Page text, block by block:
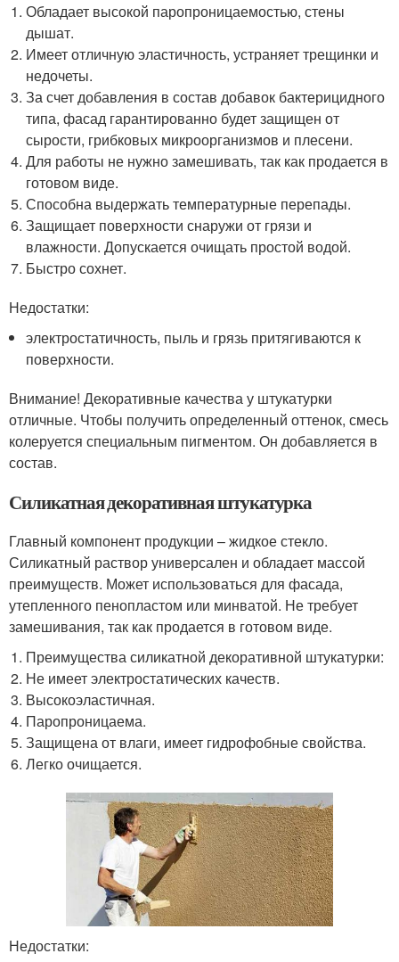
Обладает высокой паропроницаемостью, стены
дышат.
Имеет отличную эластичность, устраняет трещинки и
недочеты.
За счет добавления в состав добавок бактерицидного
типа, фасад гарантированно будет защищен от
сырости, грибковых микроорганизмов и плесени.
Для работы не нужно замешивать, так как продается в
готовом виде.
Способна выдержать температурные перепады.
Защищает поверхности снаружи от грязи и
влажности. Допускается очищать простой водой.
Быстро сохнет.
Недостатки:
электростатичность, пыль и грязь притягиваются к
поверхности.
Внимание! Декоративные качества у штукатурки
отличные. Чтобы получить определенный оттенок, смесь
колеруется специальным пигментом. Он добавляется в
состав.
Силикатная декоративная штукатурка
Главный компонент продукции – жидкое стекло.
Силикатный раствор универсален и обладает массой
преимуществ. Может использоваться для фасада,
утепленного пенопластом или минватой. Не требует
замешивания, так как продается в готовом виде.
Преимущества силикатной декоративной штукатурки:
Не имеет электростатических качеств.
Высокоэластичная.
Паропроницаема.
Защищена от влаги, имеет гидрофобные свойства.
Легко очищается.
Недостатки: